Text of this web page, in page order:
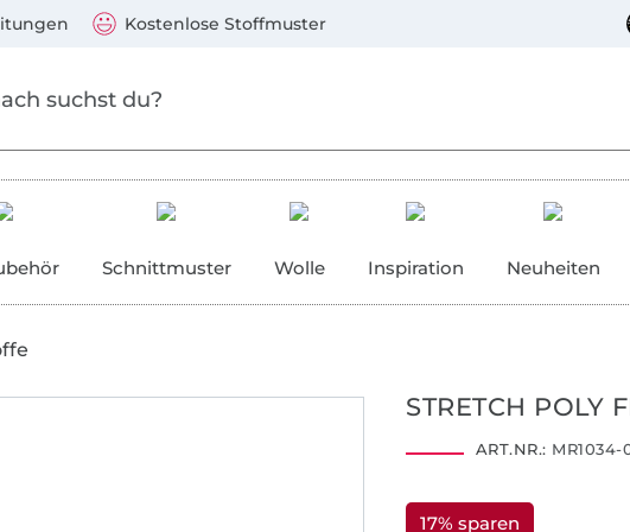
Kostenlose Stoffmuster
Schnittmuster Wolle Inspiration Neuheiten
STRETCH POLY
ART.NR.: MR1034-
17% sparen
Mastercard, PayPal, Giropay, Kauf auf Rechnung, Vorkasse